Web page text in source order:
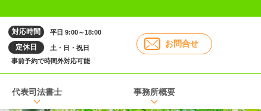
対応時間 平日 9:00～18:00
定休日
土・日・祝日
事前予約で時間外対応可能
お問合せ
代表司法書士 事務所概要